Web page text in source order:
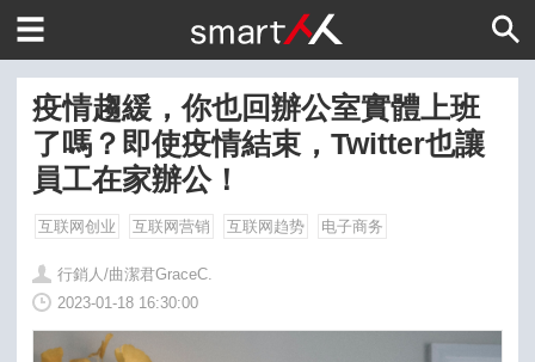
疫情趨緩，你也回辦公室實體上班
了嗎？即使疫情結束，Twitter也讓
員工在家辦公！
互联网创业 互联网营销 互联网趋势 电子商务
行銷人/曲潔君GraceC.
2023-01-18 16:30:00